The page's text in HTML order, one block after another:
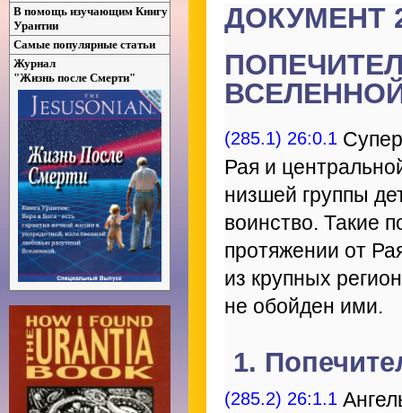
В помощь изучающим Книгу
Урантии
Самые популярные статьи
Журнал
"Жизнь после Смерти"
ДОКУМЕНТ
(285.1) 26:0.1
Рая и
низшей группы
воинство. Такие
протяжении от
из крупных
не обойден ими.
1.
(285.2) 26:1.1